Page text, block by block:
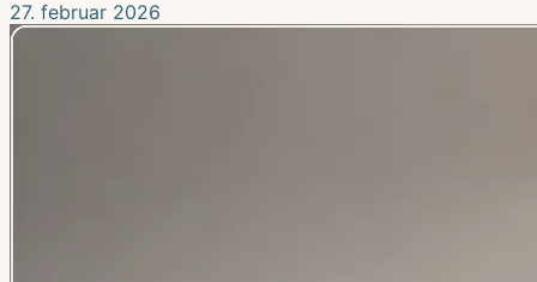
27. februar 2026